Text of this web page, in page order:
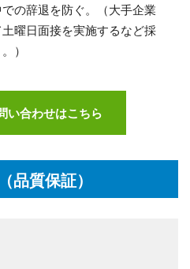
の辞退を防ぐ。（大手企業
曜日面接を実施するなど採
）
い合わせはこちら
品質保証）